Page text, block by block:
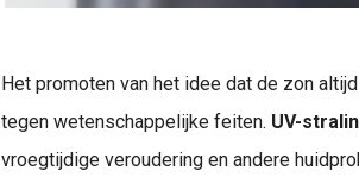
Het promoten van het idee dat de zon
tegen wetenschappelijke feiten. UV-
vroegtijdige veroudering en andere